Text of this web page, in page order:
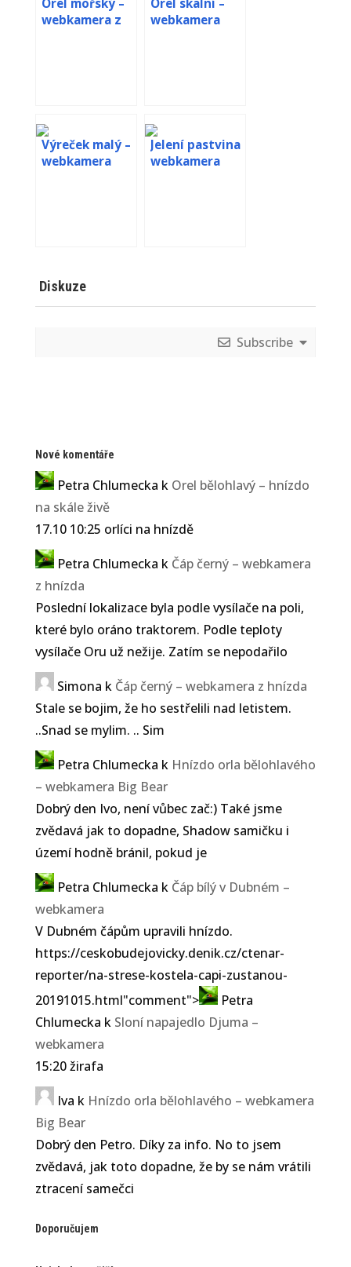
Orel mořský –
webkamera z
Orel skalní –
webkamera
Výreček malý –
webkamera
Jelení pastvina
webkamera
Diskuze
Subscribe
Nové komentáře
Petra Chlumecka k Orel bělohlavý – hnízdo
na skále živě
17.10 10:25 orlíci na hnízdě
Petra Chlumecka k Čáp černý – webkamera
z hnízda
Poslední lokalizace byla podle vysílače na poli,
které bylo oráno traktorem. Podle teploty
vysílače Oru už nežije. Zatím se nepodařilo
Simona k Čáp černý – webkamera z hnízda
Stale se bojim, že ho sestřelili nad letistem.
..Snad se mylim. .. Sim
Petra Chlumecka k Hnízdo orla bělohlavého
– webkamera Big Bear
Dobrý den Ivo, není vůbec zač:) Také jsme
zvědavá jak to dopadne, Shadow samičku i
území hodně bránil, pokud je
Petra Chlumecka k Čáp bílý v Dubném –
webkamera
V Dubném čápům upravili hnízdo.
https://ceskobudejovicky.denik.cz/ctenar-
reporter/na-strese-kostela-capi-zustanou-
20191015.html"comment">
Petra
Chlumecka k Sloní napajedlo Djuma –
webkamera
15:20 žirafa
Iva k Hnízdo orla bělohlavého – webkamera
Big Bear
Dobrý den Petro. Díky za info. No to jsem
zvědavá, jak toto dopadne, že by se nám vrátili
ztracení samečci
Doporučujem
orly. Na délku měří 80 až 99
váhou 3,2–4,7 kg o 10 až 15 %
Petra Chlumecka
21. září museli utratit samici
ledního medvěda Bertu. Její
onkologické onemocnění se
přes veškerou snahu
veterinářů i chovatelů ukázalo
jako neléčitelné. Pražská
rodačka by se 2. prosince
dožila 20 let. V prostoru
stávající expozice ledních...
Petra Chlumecka
Donyo Lodge se nachází na
více než 111 000 hektarech
pohoří Chyulu, mezi
národními parky Tsavo a
Amboseli v Keni. Nemovitost,
lávové skály vychrlené z